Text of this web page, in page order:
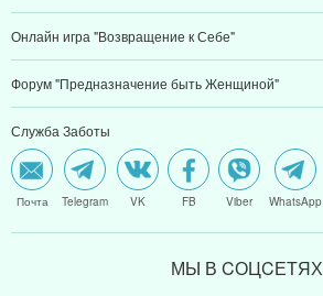
Онлайн игра "Возвращение к Себе"
Форум "Предназначение быть Женщиной"
Служба Заботы
Почта Telegram VK FB Viber WhatsApp
МЫ В CОЦCЕТЯХ